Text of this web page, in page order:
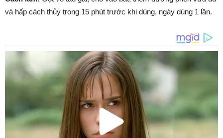
và hấp cách thủy trong 15 phút trước khi dùng, ngày dùng 1 lần.